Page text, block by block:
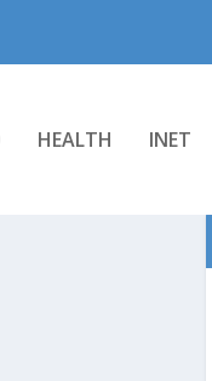
HEALTH INET